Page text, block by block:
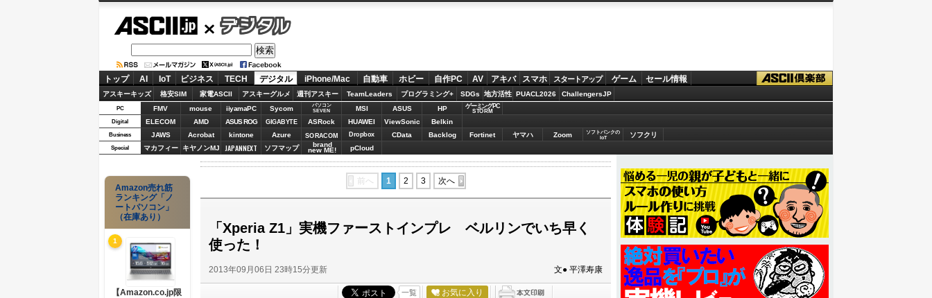
デジタル
トップ AI IoT ビジネス TECH デジタル iPhone/Mac 自動車 ホビー 自作PC AV アキバ スマホ スタートアップ ゲーム セール情報
アスキーキッズ 格安SIM 家電ASCII アスキーグルメ 週刊アスキー TeamLeaders プログラミング+ SDGs 地方活性 PUACL2026 ChallengersJP
PC FMV mouse iiyamaPC Sycom
パソコン
SEVEN
MSI ASUS HP ゲーミングPC
STORM
Digital ELECOM AMD ASUS ROG GIGABYTE ASRock HUAWEI ViewSonic Belkin
Business JAWS Acrobat kintone Azure SORACOM Dropbox CData Backlog Fortinet ヤマハ Zoom
ソフトバンクの
IoT
ソフクリ
Special マカフィー キヤノンMJ JAPANNEXT ソフマップ brand
new ME! pCloud
前へ 1 2 3 次へ
「Xperia Z1」実機ファーストインプレ ベルリンでいち早く
使った！
2013年09月06日 23時15分更新 文● 平澤寿康
一覧 お気に入り
Amazon売れ筋
ランキング「ノ
ートパソコン」
（在庫あり）
1
【Amazon.co.jp限